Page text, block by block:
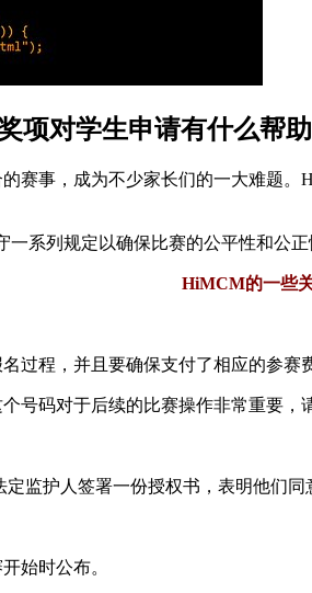
对学生申请有什么帮助
赛事，成为不少家长们的一大难题
系列规定以确保比赛的公平性和公正
HiMCM的一些
过程，并且要确保支付了相应的参赛
号码对于后续的比赛操作非常重要，
监护人签署一份授权书，表明他们同
始时公布。